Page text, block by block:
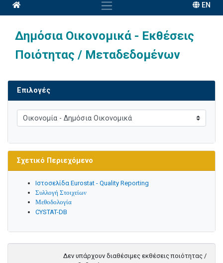
EN
Δημόσια Οικονομικά - Εκθέσεις
Ποιότητας / Μεταδεδομένων
Επιλογές
Σχετικό Περιεχόμενο
Ιστοσελίδα Eurostat - Quality Reporting
Συλλογή Στοιχείων
Μεθοδολογία
CYSTAT-DB
Δεν υπάρχουν διαθέσιμες εκθέσεις ποιότητας /